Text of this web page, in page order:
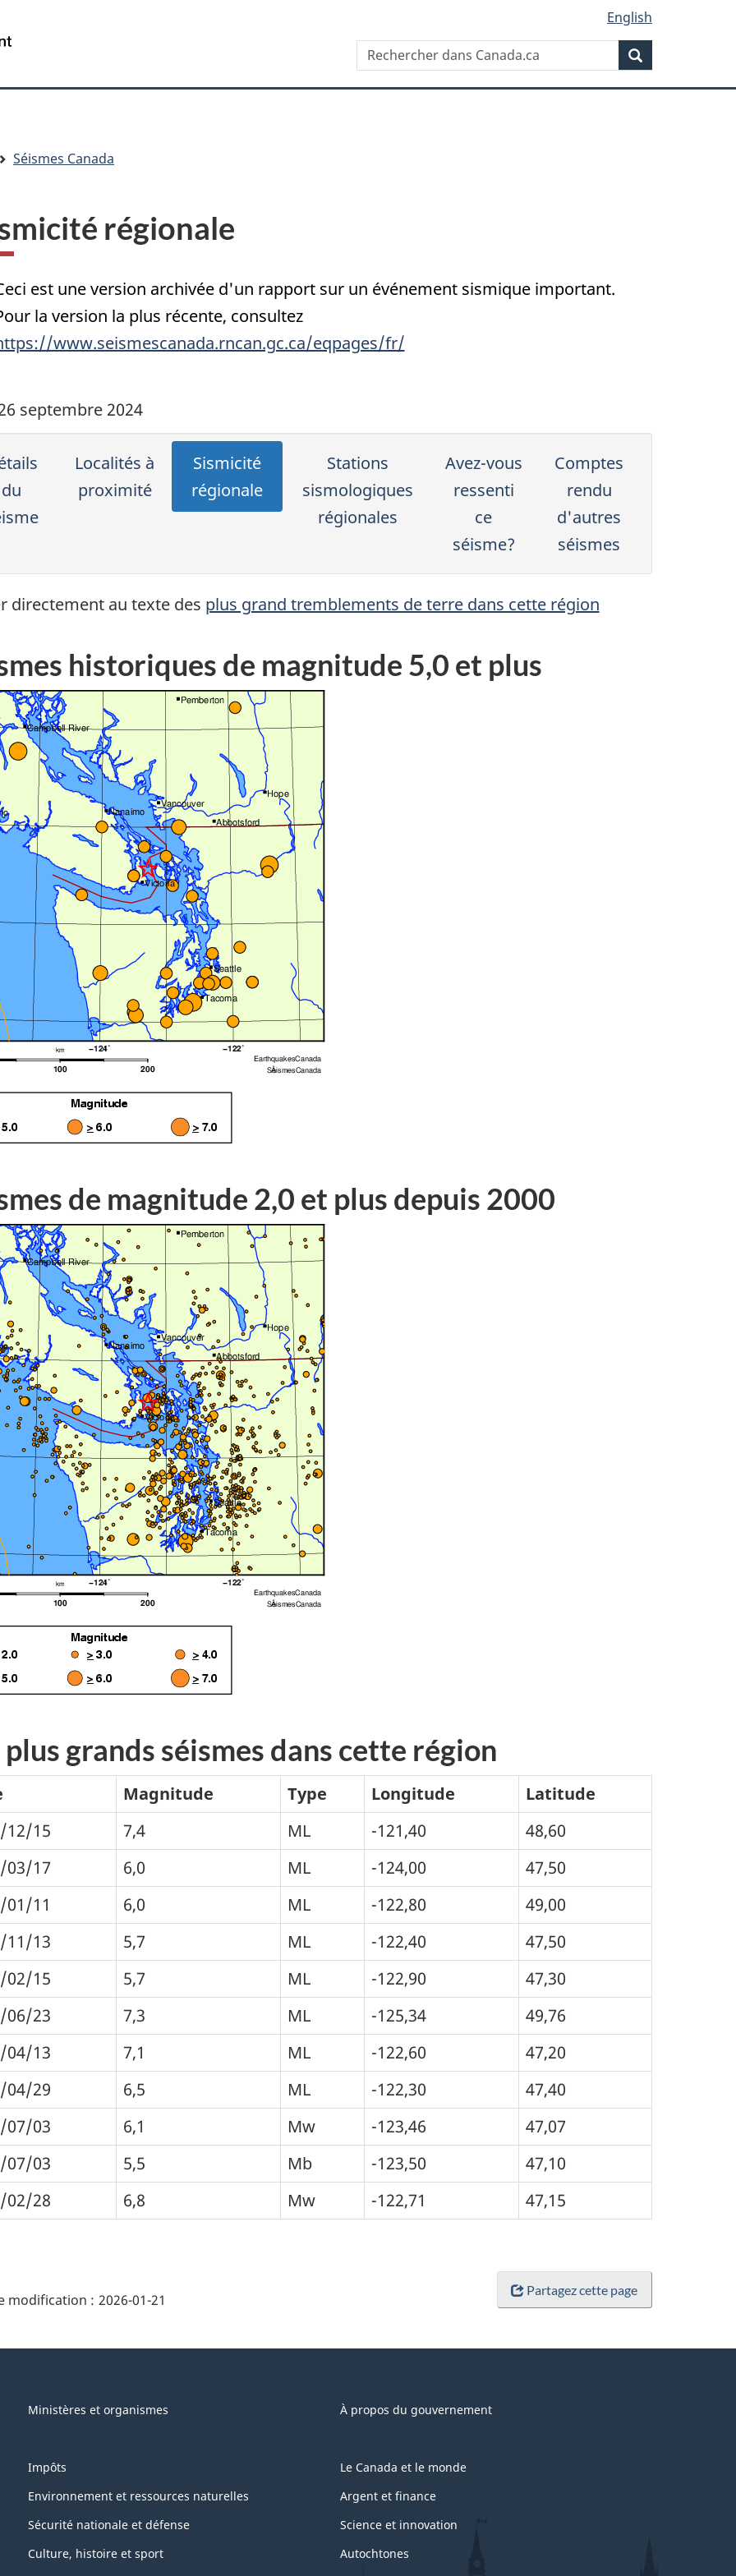
English
Rechercher
Rechercher
dans
Canada.ca
Séismes Canada
régionale
est une version archivée d'un rapport sur un événement sismique important.
la version la plus récente, consultez
www.seismescanada.rncan.gc.ca/eqpages/fr/
septembre 2024
du
Localités à
proximité
Sismicité
régionale
Stations
sismologiques
régionales
Avez-vous
ressenti
ce
séisme?
Comptes
rendu
d'autres
séismes
directement au texte des plus grand tremblements de terre dans cette région
historiques de magnitude 5,0 et plus
de magnitude 2,0 et plus depuis 2000
plus grands séismes dans cette région
Magnitude Type Longitude
Latitude
12/15
7,4 ML -121,40
48,60
03/17
6,0 ML -124,00
47,50
01/11
6,0 ML -122,80
49,00
11/13
5,7 ML -122,40
47,50
02/15
5,7 ML -122,90
47,30
06/23
7,3 ML -125,34
49,76
04/13
7,1 ML -122,60
47,20
04/29
6,5 ML -122,30
47,40
07/03
6,1 Mw -123,46
47,07
07/03
5,5 Mb -123,50
47,10
02/28
6,8 Mw -122,71 47,15
Partagez cette page
modification : 2026-01-21
Ministères et organismes À propos du gouvernement
Impôts
Environnement et ressources naturelles
Sécurité nationale et défense
Culture, histoire et sport
Le Canada et le monde
Argent et finance
Science et innovation
Autochtones